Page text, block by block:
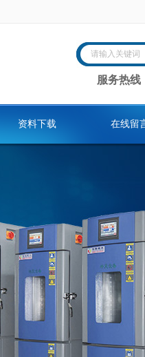
服务热线
资料下载 在线留